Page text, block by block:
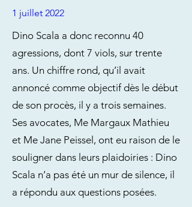
1 juillet 2022
Dino Scala a donc reconnu 40
agressions, dont 7 viols, sur trente
ans. Un chiffre rond, qu’il avait
annoncé comme objectif dès le début
de son procès, il y a trois semaines.
Ses avocates, Me Margaux Mathieu
et Me Jane Peissel, ont eu raison de le
souligner dans leurs plaidoiries : Dino
Scala n’a pas été un mur de silence, il
a répondu aux questions posées.